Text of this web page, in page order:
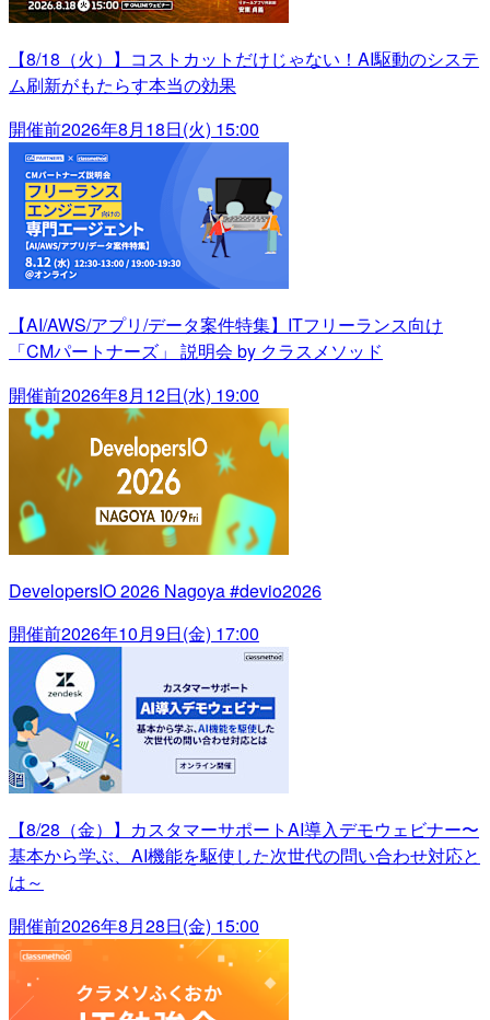
【8/18（火）】コストカットだけじゃない！AI駆動のシステ
ム刷新がもたらす本当の効果
開催前2026年8月18日(火) 15:00
【AI/AWS/アプリ/データ案件特集】ITフリーランス向け
「CMパートナーズ」 説明会 by クラスメソッド
開催前2026年8月12日(水) 19:00
DevelopersIO 2026 Nagoya #devio2026
開催前2026年10月9日(金) 17:00
【8/28（金）】カスタマーサポートAI導入デモウェビナー〜
基本から学ぶ、AI機能を駆使した次世代の問い合わせ対応と
は～
開催前2026年8月28日(金) 15:00